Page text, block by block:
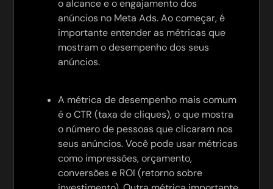
o alcance e o engajamento dos
anúncios no Meta Ads. Ao começar, é
importante entender as métricas que
mostram o desempenho dos seus
anúncios.
A métrica de desempenho mais comum
é o CTR (taxa de cliques), o que mostra
o número de pessoas que clicaram nos
seus anúncios. Você pode usar métricas
como impressões, orçamento,
conversões e ROI (retorno sobre